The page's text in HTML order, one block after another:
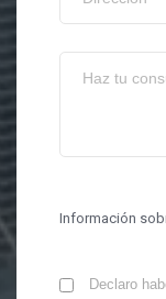
Información
Declaro